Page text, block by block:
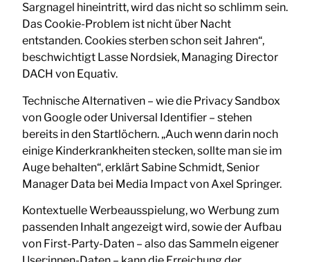
Sargnagel hineintritt, wird das nicht so schlimm sein.
Das Cookie-Problem ist nicht über Nacht
entstanden. Cookies sterben schon seit Jahren“,
beschwichtigt Lasse Nordsiek, Managing Director
DACH von Equativ.
Technische Alternativen – wie die Privacy Sandbox
von Google oder Universal Identifier – stehen
bereits in den Startlöchern. „Auch wenn darin noch
einige Kinderkrankheiten stecken, sollte man sie im
Auge behalten“, erklärt Sabine Schmidt, Senior
Manager Data bei Media Impact von Axel Springer.
Kontextuelle Werbeausspielung, wo Werbung zum
passenden Inhalt angezeigt wird, sowie der Aufbau
von First-Party-Daten – also das Sammeln eigener